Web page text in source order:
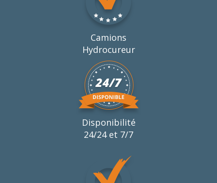
Camions
Hydrocureur
Disponibilité
24/24 et 7/7